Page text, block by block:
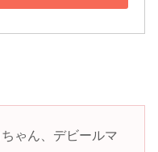
ゃん、デビールマ